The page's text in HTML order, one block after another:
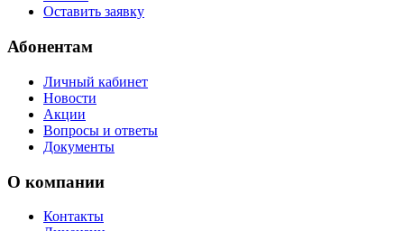
Оставить заявку
Абонентам
Личный кабинет
Новости
Акции
Вопросы и ответы
Документы
О компании
Контакты